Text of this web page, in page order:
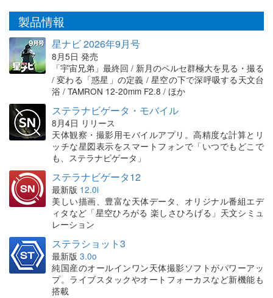
製品情報
星ナビ 2026年9月号
8月5日 発売
「宇宙兄弟」最終回 / 新月のペルセ群極大を見る・撮る
/ 変わる「惑星」の定義 / 星空の下で深呼吸する天文台
浴 / TAMRON 12-20mm F2.8 / ほか
ステラナビゲータ・モバイル
8月4日 リリース
天体観察・撮影用モバイルアプリ。高精度な計算とリ
ッチな星図表示をスマートフォンで「いつでもどこで
も、ステラナビゲータ」
ステラナビゲータ12
最新版 12.0i
美しい描画、豊富な天体データ、オリジナル番組エデ
ィタなど「星空ひろがる 楽しさひろげる」天文シミュ
レーション
ステラショット3
最新版 3.0o
純国産のオールインワン天体撮影ソフトがパワーアッ
プ。ライブスタックやオートフォーカスなど新機能も
搭載